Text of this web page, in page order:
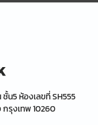
น5 ห้องเลขที่ SH555
รุงเทพ 10260